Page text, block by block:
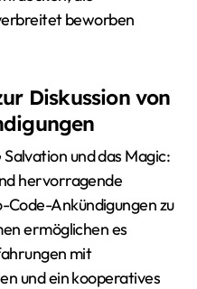
beworben
Diskussion von
und das Magic:
hervorragende
Code-Ankündigungen zu
ermöglichen es
mit
und ein kooperatives